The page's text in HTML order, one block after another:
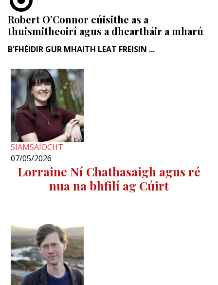
Robert O’Connor cúisithe as a
thuismitheoirí agus a dheartháir a mharú
B'FHÉIDIR GUR MHAITH LEAT FREISIN ...
SIAMSAÍOCHT
07/05/2026
Lorraine Ní Chathasaigh agus ré
nua na bhfilí ag Cúirt